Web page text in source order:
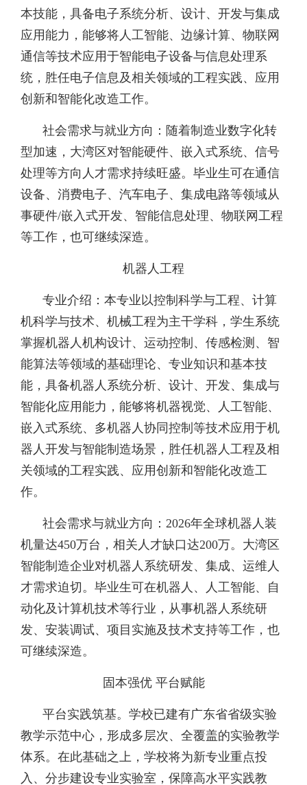
本技能，具备电子系统分析、设计、开发与集成
应用能力，能够将人工智能、边缘计算、物联网
通信等技术应用于智能电子设备与信息处理系
统，胜任电子信息及相关领域的工程实践、应用
创新和智能化改造工作。
社会需求与就业方向： 随着制造业数字化转
型加速，大湾区对智能硬件、嵌入式系统、信号
处理等方向人才需求持续旺盛。毕业生可在通信
设备、消费电子、汽车电子、集成电路等领域从
事硬件/嵌入式开发、智能信息处理、物联网工程
等工作，也可继续深造。
机器人工程
专业介绍： 本专业以控制科学与工程、计算
机科学与技术、机械工程为主干学科，学生系统
掌握机器人机构设计、运动控制、传感检测、智
能算法等领域的基础理论、专业知识和基本技
能，具备机器人系统分析、设计、开发、集成与
智能化应用能力，能够将机器视觉、人工智能、
嵌入式系统、多机器人协同控制等技术应用于机
器人开发与智能制造场景，胜任机器人工程及相
关领域的工程实践、应用创新和智能化改造工
作。
社会需求与就业方向： 2026年全球机器人装
机量达450万台，相关人才缺口达200万。大湾区
智能制造企业对机器人系统研发、集成、运维人
才需求迫切。毕业生可在机器人、人工智能、自
动化及计算机技术等行业，从事机器人系统研
发、安装调试、项目实施及技术支持等工作，也
可继续深造。
固本强优 平台赋能
平台实践筑基。 学校已建有广东省省级实验
教学示范中心，形成多层次、全覆盖的实验教学
体系。在此基础之上，学校将为新专业重点投
入、分步建设专业实验室，保障高水平实践教